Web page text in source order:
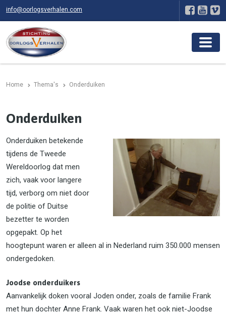
info@oorlogsverhalen.com
Home Thema's Onderduiken
Onderduiken
Onderduiken betekende
tijdens de Tweede
Wereldoorlog dat men
zich, vaak voor langere
tijd, verborg om niet door
de politie of Duitse
bezetter te worden
opgepakt. Op het
hoogtepunt waren er alleen al in Nederland ruim 350.000 mensen
ondergedoken.
Joodse onderduikers
Aanvankelijk doken vooral Joden onder, zoals de familie Frank
met hun dochter Anne Frank. Vaak waren het ook niet-Joodse